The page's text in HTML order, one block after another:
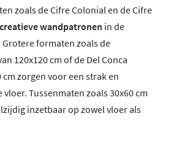
zoals de Cifre Colonial en de Cifre
creatieve wandpatronen in de
formaten zoals de
120x120 cm of de Del Conca
zorgen voor een strak en
Tussenmaten zoals 30x60 cm
inzetbaar op zowel vloer als